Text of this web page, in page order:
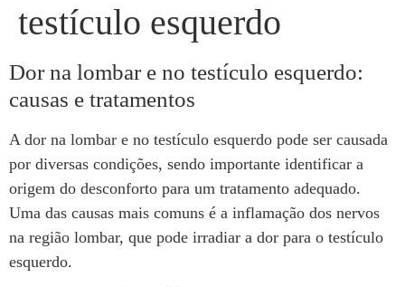
testículo esquerdo
Dor na lombar e no testículo esquerdo:
causas e tratamentos
A dor na lombar e no testículo esquerdo pode ser causada
por diversas condições, sendo importante identificar a
origem do desconforto para um tratamento adequado.
Uma das causas mais comuns é a inflamação dos nervos
na região lombar, que pode irradiar a dor para o testículo
esquerdo.